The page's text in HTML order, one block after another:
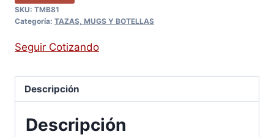
SKU: TMB81
Categoría: TAZAS, MUGS Y BOTELLAS
Seguir Cotizando
Descripción
Descripción